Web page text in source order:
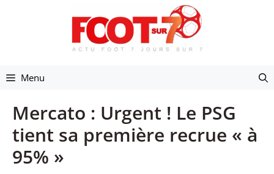
Menu
Mercato : Urgent ! Le PSG
tient sa première recrue « à
95% »